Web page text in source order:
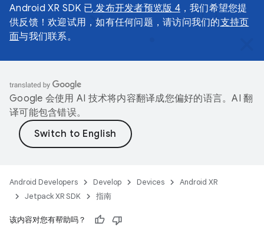
Android XR SDK 已 发布开发者预览版 4，我们希望您提
供反馈！欢迎试用，如有任何问题，请访问我们的支持页
面与我们联系。
Google 会使用 AI 技术将内容翻译成您偏好的语言。AI 翻
译可能包含错误。
Android Developers Develop Devices
Android XR
Jetpack XR SDK
指南
该内容对您有帮助吗？